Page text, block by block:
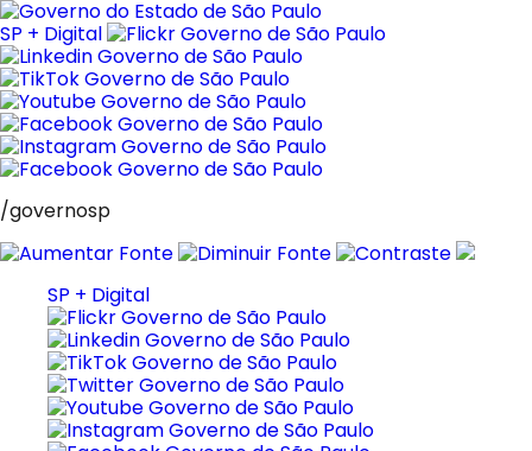
Pular
para
o
conteúdo
SP + Digital
/governosp
SP + Digital